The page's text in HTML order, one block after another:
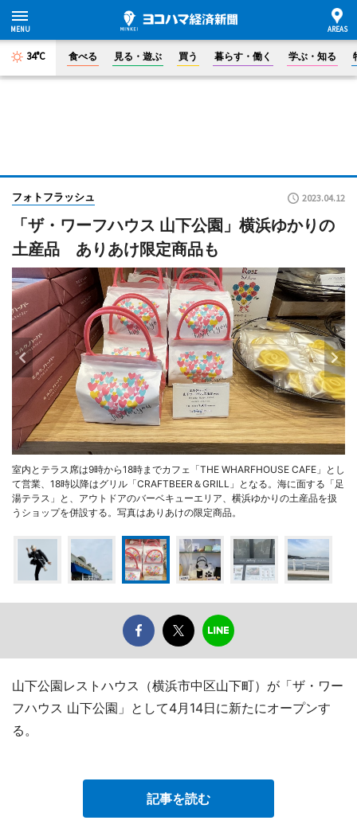
34°C 食べる 見る・遊ぶ 買う 暮らす・働く 学ぶ・知る
フォトフラッシュ 2023.04.12
「ザ・ワーフハウス 山下公園」横浜ゆかりの
土産品 ありあけ限定商品も
室内とテラス席は9時から18時までカフェ「THE WHARFHOUSE CAFE」とし
て営業、18時以降はグリル「CRAFTBEER＆GRILL」となる。海に面する「足
湯テラス」と、アウトドアのバーベキューエリア、横浜ゆかりの土産品を扱
うショップを併設する。写真はありあけの限定商品。
山下公園レストハウス（横浜市中区山下町）が「ザ・ワー
フハウス 山下公園」として4月14日に新たにオープンす
る。
記事を読む